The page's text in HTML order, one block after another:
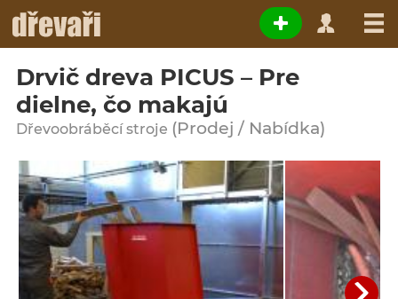
Drvič dreva PICUS – Pre
dielne, čo makajú
Dřevoobráběcí stroje (Prodej / Nabídka)